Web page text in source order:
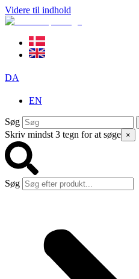
Videre til indhold
DA
EN
Søg
Skriv mindst 3 tegn for at søge ×
Søg